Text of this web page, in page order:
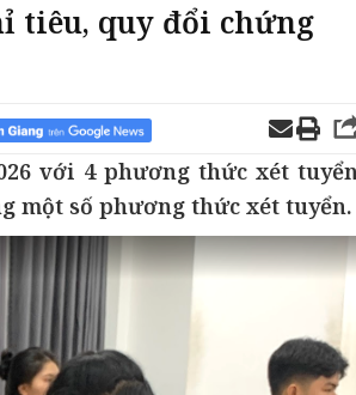
tiêu, quy đổi chứng
với 4 phương thức xét
một số phương thức xét tuyển.